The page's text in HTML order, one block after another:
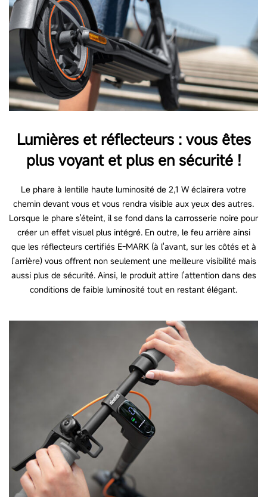
Lumières et réflecteurs : vous êtes
plus voyant et plus en sécurité !
Le phare à lentille haute luminosité de 2,1 W éclairera votre
chemin devant vous et vous rendra visible aux yeux des autres.
Lorsque le phare s'éteint, il se fond dans la carrosserie noire pour
créer un effet visuel plus intégré. En outre, le feu arrière ainsi
que les réflecteurs certifiés E-MARK (à l'avant, sur les côtés et à
l'arrière) vous offrent non seulement une meilleure visibilité mais
aussi plus de sécurité. Ainsi, le produit attire l'attention dans des
conditions de faible luminosité tout en restant élégant.